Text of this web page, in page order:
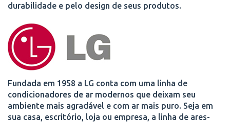
durabilidade e pelo design de seus produtos.
Fundada em 1958 a LG conta com uma linha de
condicionadores de ar modernos que deixam seu
ambiente mais agradável e com ar mais puro. Seja em
sua casa, escritório, loja ou empresa, a linha de ares-